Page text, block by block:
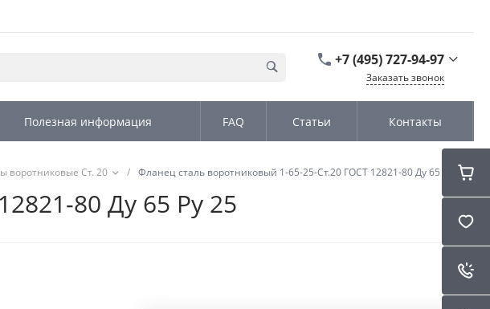
+7 (495) 727-94-97
Пн-Чт: 9:00-18:00 Пт
Заказать звонок
Полезная информация FAQ Статьи Контакты
воротниковые Ст. 20 / Фланец сталь воротниковый 1-65-25-Ст.20 ГОСТ 12821-80 Ду 65 Ру 25
80 Ду 65 Ру 25